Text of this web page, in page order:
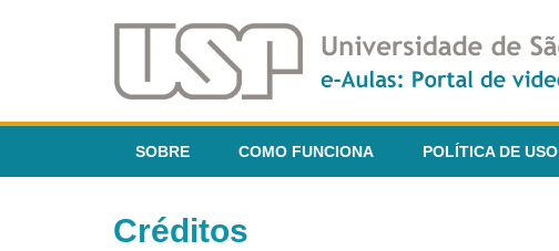
SOBRE COMO FUNCIONA POLÍTICA DE USO
Créditos